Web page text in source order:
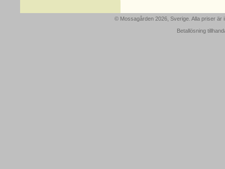
© Mossagården 2026, Sverige. Alla priser
Betallösning